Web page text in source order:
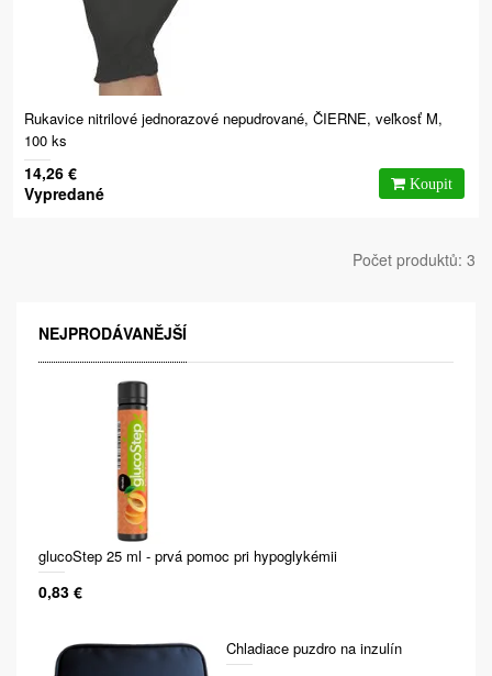
Rukavice nitrilové jednorazové nepudrované, ČIERNE, veľkosť M,
100 ks
14,26 €
Vypredané
Počet produktů: 3
NEJPRODÁVANĚJŠÍ
glucoStep 25 ml - prvá pomoc pri hypoglykémii
0,83 €
Chladiace puzdro na inzulín